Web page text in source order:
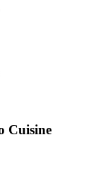
Cuisine